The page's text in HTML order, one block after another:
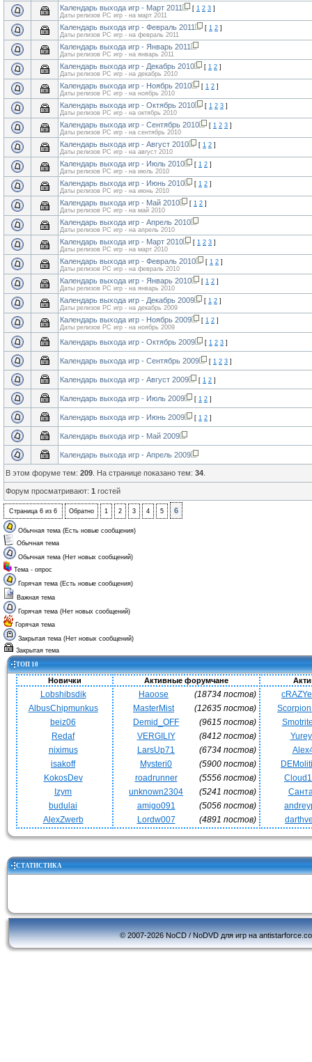
Календарь выхода игр - Март 2011 [ 1 2 3 ]
Даты релизов PC игр - на март 2011
Календарь выхода игр - Февраль 2011 [ 1 2 ]
Даты релизов PC игр - на февраль 2011
Календарь выхода игр - Январь 2011
Даты релизов PC игр - на январь 2011
Календарь выхода игр - Декабрь 2010 [ 1 2 ]
Даты релизов PC игр - на декабрь 2010
Календарь выхода игр - Ноябрь 2010 [ 1 2 ]
Даты релизов PC игр - на ноябрь 2010
Календарь выхода игр - Октябрь 2010 [ 1 2 3 ]
Даты релизов PC игр - на октябрь 2010
Календарь выхода игр - Сентябрь 2010 [ 1 2 3 ]
Даты релизов PC игр - на сентябрь 2010
Календарь выхода игр - Август 2010 [ 1 2 ]
Даты релизов PC игр - на август 2010
Календарь выхода игр - Июль 2010 [ 1 2 ]
Даты релизов PC игр - на июль 2010
Календарь выхода игр - Июнь 2010 [ 1 2 ]
Даты релизов PC игр - на июнь 2010
Календарь выхода игр - Май 2010 [ 1 2 ]
Даты релизов PC игр - на май 2010
Календарь выхода игр - Апрель 2010
Даты релизов PC игр - на апрель 2010
Календарь выхода игр - Март 2010 [ 1 2 3 ]
Даты релизов PC игр - на март 2010
Календарь выхода игр - Февраль 2010 [ 1 2 ]
Даты релизов PC игр - на февраль 2010
Календарь выхода игр - Январь 2010 [ 1 2 ]
Даты релизов PC игр - на январь 2010
Календарь выхода игр - Декабрь 2009 [ 1 2 ]
Даты релизов PC игр - на декабрь 2009
Календарь выхода игр - Ноябрь 2009 [ 1 2 ]
Даты релизов PC игр - на ноябрь 2009
Календарь выхода игр - Октябрь 2009 [ 1 2 3 ]
Календарь выхода игр - Сентябрь 2009 [ 1 2 3 ]
Календарь выхода игр - Август 2009 [ 1 2 ]
Календарь выхода игр - Июль 2009 [ 1 2 ]
Календарь выхода игр - Июнь 2009 [ 1 2 ]
Календарь выхода игр - Май 2009
Календарь выхода игр - Апрель 2009
В этом форуме тем: 209 . На странице показано тем: 34
Форум просматривают: 1 гостей
Страница 6 из 6 Обратно 1 2 3 4 5 6
Обычная тема (Есть новые сообщения)
Обычная тема
Обычная тема (Нет новых сообщений)
Тема - опрос
Горячая тема (Есть новые сообщения)
Важная тема
Горячая тема (Нет новых сообщений)
Горячая тема
Закрытая тема (Нет новых сообщений)
Закрытая тема
ТОП 10
Новички Активные форумчане
Lobshibsdik
AlbusChipmunkus
beiz06
Redaf
niximus
isakoff
KokosDev
Izym
budulai
AlexZwerb
Haoose
(18734 постов)
MasterMist
(12635 постов)
Demid_OFF
(9615 постов)
VERGILIY
(8412 постов)
LarsUp71
(6734 постов)
Mysteri0
(5900 постов)
roadrunner
(5556 постов)
unknown2304
(5241 постов)
amigo091
(5056 постов)
Lordw007
(4891 постов)
СТАТИСТИКА
© 2007-2026 NoCD / NoDVD для игр на